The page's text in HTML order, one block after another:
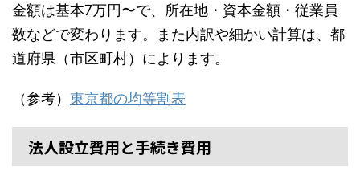
金額は基本7万円〜で、所在地・資本金額・従業員
数などで変わります。また内訳や細かい計算は、都
道府県（市区町村）によります。
（参考） 東京都の均等割表
法人設立費用と手続き費用